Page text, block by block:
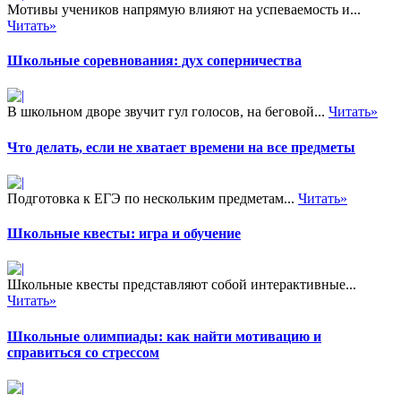
Мотивы учеников напрямую влияют на успеваемость и...
Читать»
Школьные соревнования: дух соперничества
В школьном дворе звучит гул голосов, на беговой... Читать»
Что делать, если не хватает времени на все предметы
Подготовка к ЕГЭ по нескольким предметам... Читать»
Школьные квесты: игра и обучение
Школьные квесты представляют собой интерактивные...
Читать»
Школьные олимпиады: как найти мотивацию и
справиться со стрессом